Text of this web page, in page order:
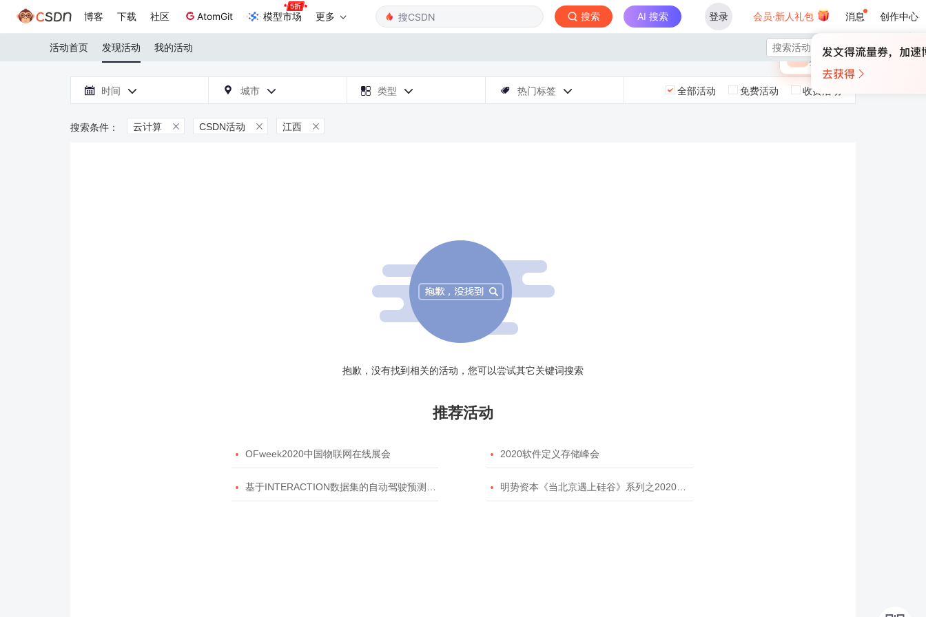
博客 下载 社区 AtomGit 模型市场 更多 搜索 AI 搜索 登录 会员·新人礼包 消息 创作中心
×
🎁 未登录
登录领取最高
活动首页 发现活动 我的活动 
 时间   城市   类型   热门标签  全部活动 免费活动 收费活动
云计算  CSDN活动  江西 
抱歉，没有找到相关的活动，您可以尝试其它关键词搜索
推荐活动
 OFweek2020中国物联网在线展会  2020软件定义存储峰会
 基于INTERACTION数据集的自动驾驶预测模型挑战赛  明势资本《当北京遇上硅谷》系列之2020年度开源峰会